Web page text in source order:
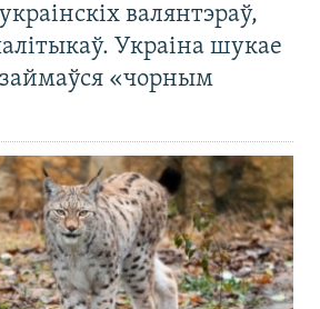
валянтэраў,
Украіна шукае
займаўся «чорным